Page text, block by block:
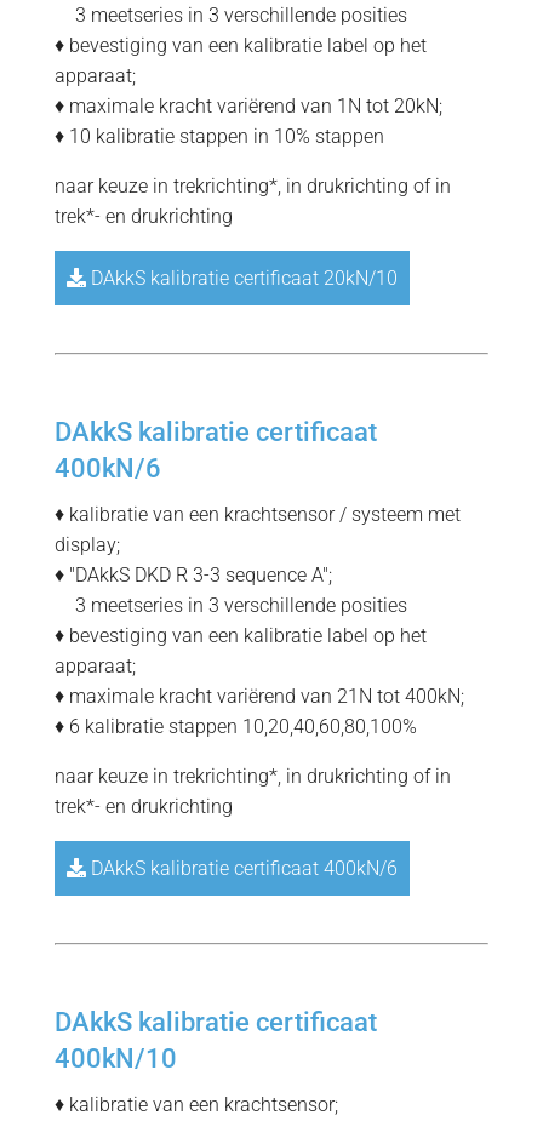
3 meetseries in 3 verschillende posities
♦ bevestiging van een kalibratie label op het
apparaat;
♦ maximale kracht variërend van 1N tot 20kN;
♦ 10 kalibratie stappen in 10% stappen
naar keuze in trekrichting*, in drukrichting of in
trek*- en drukrichting
DAkkS kalibratie certificaat 20kN/10
DAkkS kalibratie certificaat
400kN/6
♦ kalibratie van een krachtsensor / systeem met
display;
♦ "DAkkS DKD R 3-3 sequence A";
3 meetseries in 3 verschillende posities
♦ bevestiging van een kalibratie label op het
apparaat;
♦ maximale kracht variërend van 21N tot 400kN;
♦ 6 kalibratie stappen 10,20,40,60,80,100%
naar keuze in trekrichting*, in drukrichting of in
trek*- en drukrichting
DAkkS kalibratie certificaat 400kN/6
DAkkS kalibratie certificaat
400kN/10
♦ kalibratie van een krachtsensor;